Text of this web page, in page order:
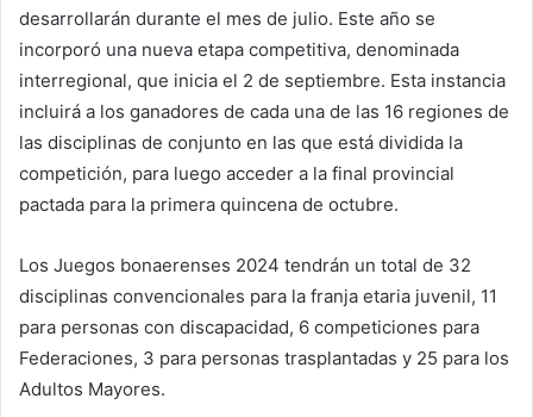
desarrollarán durante el mes de julio. Este año se
incorporó una nueva etapa competitiva, denominada
interregional, que inicia el 2 de septiembre. Esta instancia
incluirá a los ganadores de cada una de las 16 regiones de
las disciplinas de conjunto en las que está dividida la
competición, para luego acceder a la final provincial
pactada para la primera quincena de octubre.
Los Juegos bonaerenses 2024 tendrán un total de 32
disciplinas convencionales para la franja etaria juvenil, 11
para personas con discapacidad, 6 competiciones para
Federaciones, 3 para personas trasplantadas y 25 para los
Adultos Mayores.